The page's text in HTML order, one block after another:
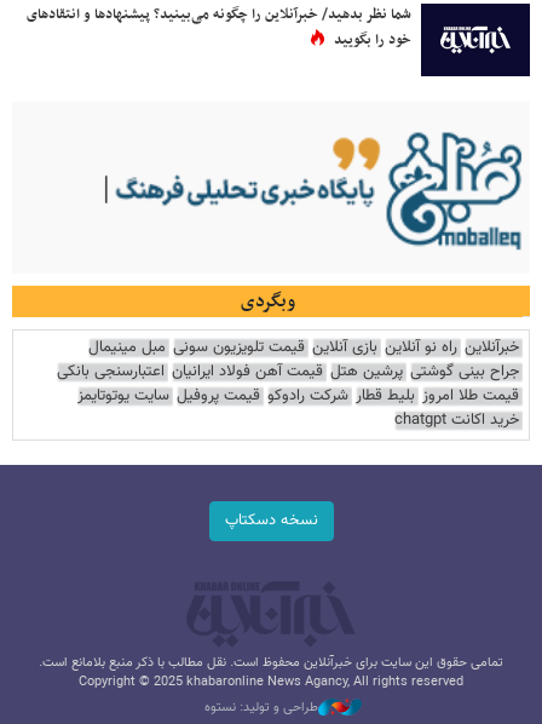
شما نظر بدهید/ خبرآنلاین را چگونه می‌بینید؟ پیشنهادها و انتقادهای
خود را بگویید
وبگردی
خبرآنلاین راه نو آنلاین بازی آنلاین قیمت تلویزیون سونی مبل مینیمال
جراح بینی گوشتی پرشین هتل قیمت آهن فولاد ایرانیان اعتبارسنجی بانکی
قیمت طلا امروز بلیط قطار شرکت رادوکو قیمت پروفیل سایت یوتوتایمز
خرید اکانت chatgpt
نسخه دسکتاپ
تمامی حقوق این سایت برای خبرآنلاین محفوظ است. نقل مطالب با ذکر منبع بلامانع است.
Copyright © 2025 khabaronline News Agancy, All rights reserved
طراحی و تولید: نستوه